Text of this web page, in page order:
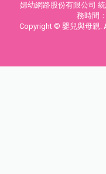
婦幼網路股份有限公司
務時間
Copyright © 嬰兒與母親.